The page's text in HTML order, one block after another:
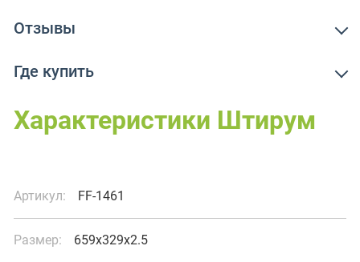
Отзывы
Где купить
Характеристики Штирум
Артикул: FF-1461
Размер: 659x329x2.5